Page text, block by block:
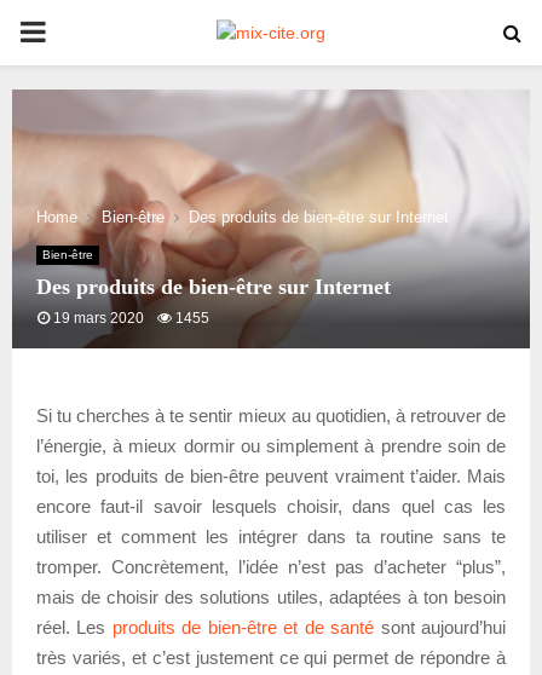
PRIMARY
MENU
Home Bien-être Des produits de bien-être sur Internet
Bien-être
Des produits de bien-être sur Internet
19 mars 2020 1455
Si tu cherches à te sentir mieux au quotidien, à retrouver de
l’énergie, à mieux dormir ou simplement à prendre soin de
toi, les produits de bien-être peuvent vraiment t’aider. Mais
encore faut-il savoir lesquels choisir, dans quel cas les
utiliser et comment les intégrer dans ta routine sans te
tromper. Concrètement, l’idée n’est pas d’acheter “plus”,
mais de choisir des solutions utiles, adaptées à ton besoin
réel. Les produits de bien-être et de santé sont aujourd’hui
très variés, et c’est justement ce qui permet de répondre à